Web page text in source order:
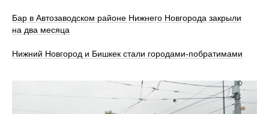
Бар в Автозаводском районе Нижнего Новгорода закрыли
на два месяца
Нижний Новгород и Бишкек стали городами-побратимами